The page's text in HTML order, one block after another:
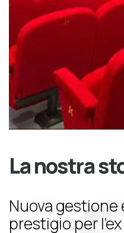
La nostra
Nuova gestione
prestigio per